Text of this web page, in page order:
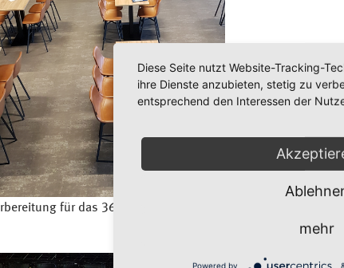
für das 36. große Anwendertreffen.
Diese Seite nutzt Website-Tracking-
ihre Dienste anzubieten, stetig zu
entsprechend den Interessen der
mehr
Powered by